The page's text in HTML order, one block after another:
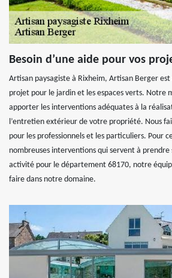
Besoin d’une aide pour vos
Artisan paysagiste à Rixheim, Artisan Berger
projet pour le jardin et les espaces verts. Notre
apporter les interventions adéquates à la
l’entretien extérieur de votre propriété. Nous
pour les professionnels et les particuliers. Pour
nombreuses interventions qui servent à prendre
activité pour le département 68170, notre
faire dans notre domaine.